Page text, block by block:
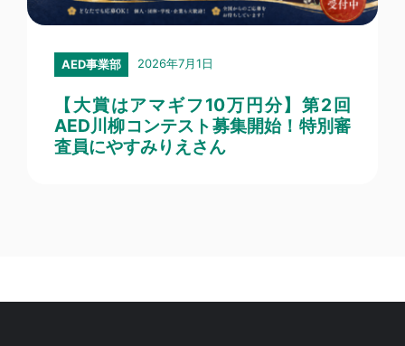
AED事業部 2026年7月1日
【大賞はアマギフ10万円分】第2回
AED川柳コンテスト募集開始！特別審
査員にやすみりえさん